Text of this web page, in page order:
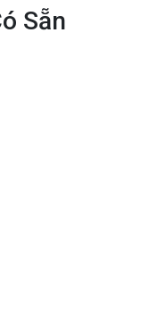
Sẵn